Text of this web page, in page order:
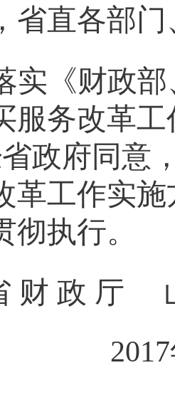
省直各部
实 《财政
服务改革
政府同意
革工作实
彻执行。
财 政 厅